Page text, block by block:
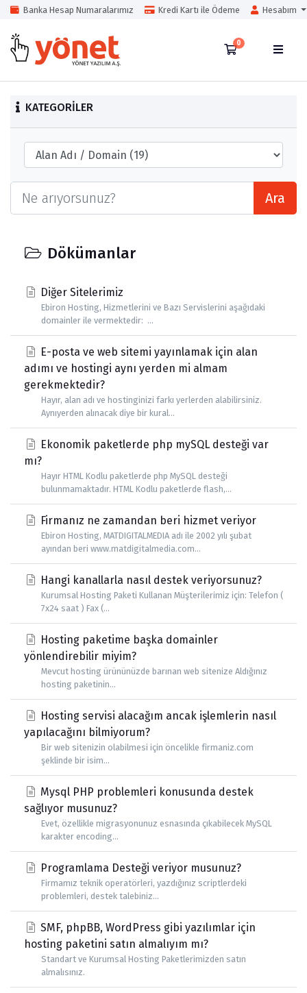
Banka Hesap Numaralarımız Kredi Kartı ile Ödeme Hesabım
0
Sepet
KATEGORILER
Ara
Dökümanlar
Diğer Sitelerimiz
Ebiron Hosting, Hizmetlerini ve Bazı Servislerini aşağıdaki
domainler ile vermektedir: ...
E-posta ve web sitemi yayınlamak için alan
adımı ve hostingi aynı yerden mi almam
gerekmektedir?
Hayır, alan adı ve hostinginizi farkı yerlerden alabilirsiniz.
Aynıyerden alınacak diye bir kural...
Ekonomik paketlerde php mySQL desteği var
mı?
Hayır HTML Kodlu paketlerde php MySQL desteği
bulunmamaktadır. HTML Kodlu paketlerde flash,...
Firmanız ne zamandan beri hizmet veriyor
Ebiron Hosting, MATDIGITALMEDIA adı ile 2002 yılı şubat
ayından beri www.matdigitalmedia.com...
Hangi kanallarla nasıl destek veriyorsunuz?
Kurumsal Hosting Paketi Kullanan Müşterilerimiz için: Telefon (
7x24 saat ) Fax (...
Hosting paketime başka domainler
yönlendirebilir miyim?
Mevcut hosting ürününüzde barınan web sitenize Aldığınız
hosting paketinin...
Hosting servisi alacağım ancak işlemlerin nasıl
yapılacağını bilmiyorum?
Bir web sitenizin olabilmesi için öncelikle firmaniz.com
şeklinde bir isim...
Mysql PHP problemleri konusunda destek
sağlıyor musunuz?
Evet, özellikle migrasyonunuz esnasında çıkabilecek MySQL
karakter encoding...
Programlama Desteği veriyor musunuz?
Firmamız teknik operatörleri, yazdığınız scriptlerdeki
problemleri, destek talebiniz...
SMF, phpBB, WordPress gibi yazılımlar için
hosting paketini satın almalıyım mı?
Standart ve Kurumsal Hosting Paketlerimizden satın
almalısınız.